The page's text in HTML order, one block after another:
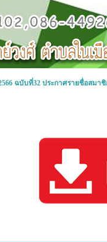
ฉบับที่32 ประกาศรายชื่อสมา